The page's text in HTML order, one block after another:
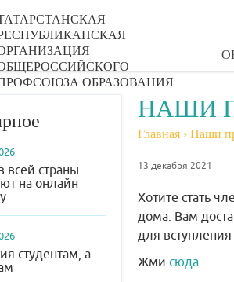
ОБРАЗОВАНИЯ
всей страны
на онлайн
студентам, а
НАШИ
Главная › Наши
13 декабря 2021
Хотите стать
дома. Вам
для
Жми сюда